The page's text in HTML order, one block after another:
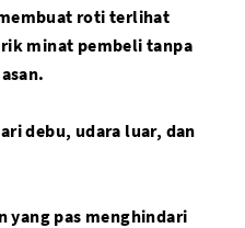
roti terlihat
minat pembeli tanpa
debu, udara luar, dan
yang pas menghindari